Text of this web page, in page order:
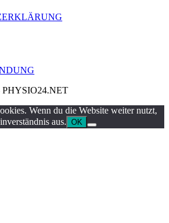
Wenn du die Website weiter nutzt,
aus. OK